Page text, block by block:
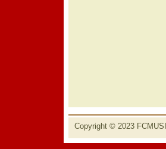
Copyright © 2023